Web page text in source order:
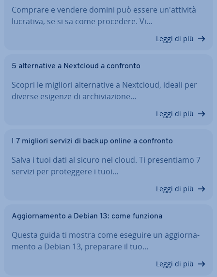
Comprare e vendere domini può essere un'at­ti­vi­tà
lucrativa, se si sa come procedere. Vi…
Leggi di più
5 al­ter­na­ti­ve a Nextcloud a confronto
Scopri le migliori al­ter­na­ti­ve a Nextcloud, ideali per
diverse esigenze di ar­chi­via­zio­ne…
Leggi di più
I 7 migliori servizi di backup online a confronto
Salva i tuoi dati al sicuro nel cloud. Ti pre­sen­tia­mo 7
servizi per pro­teg­ge­re i tuoi…
Leggi di più
Ag­gior­na­men­to a Debian 13: come funziona
Questa guida ti mostra come eseguire un ag­gior­na­
men­to a Debian 13, preparare il tuo…
Leggi di più